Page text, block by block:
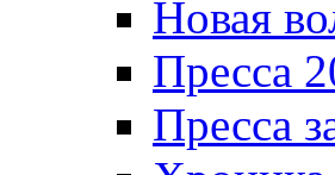
Новая
Пресса
Пресса